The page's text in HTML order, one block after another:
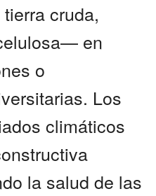
cruda,
en
o
Los
climáticos
la salud de las